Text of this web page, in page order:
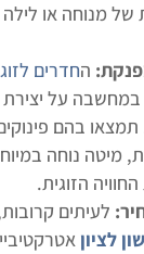
של מנוחה או
החדרים
על יצירת
תמצאו בהם
מיטה נוחה
הזוגית.
לעיתים
לציון